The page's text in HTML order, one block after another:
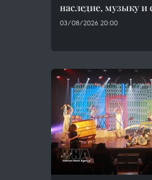
наследие, музыку и
03/08/2026 20:00